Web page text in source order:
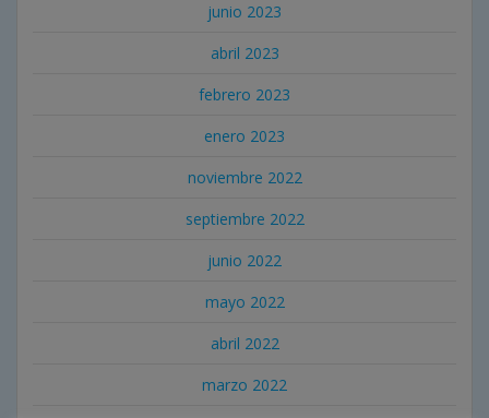
junio 2023
abril 2023
febrero 2023
enero 2023
noviembre 2022
septiembre 2022
junio 2022
mayo 2022
abril 2022
marzo 2022